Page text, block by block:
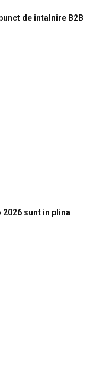
de intalnire B2B
sunt in plina